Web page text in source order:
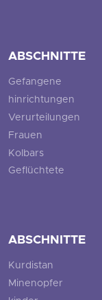
ABSCHNITTE
Gefangene
hinrichtungen
Verurteilungen
Frauen
Kolbars
Geflüchtete
ABSCHNITTE
Kurdistan
Minenopfer